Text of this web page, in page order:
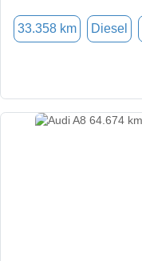
33.358 km Diesel